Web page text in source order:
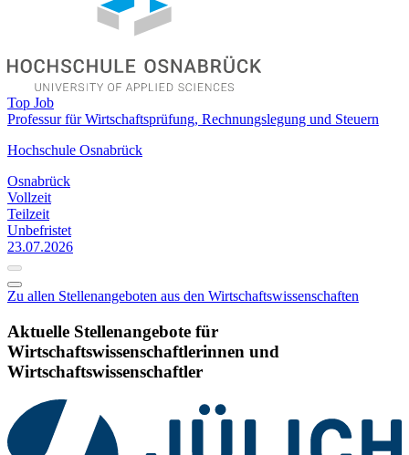
Top Job
Professur für Wirtschaftsprüfung, Rechnungslegung und Steuern
Hochschule Osnabrück
Osnabrück
Vollzeit
Teilzeit
Unbefristet
23.07.2026
Zu allen Stellenangeboten aus den Wirtschaftswissenschaften
Aktuelle Stellenangebote für
Wirtschaftswissenschaftlerinnen und
Wirtschaftswissenschaftler